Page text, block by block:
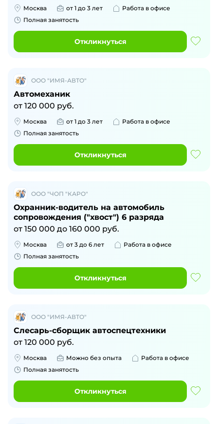
Москва от 1 до 3 лет
Работа в офисе
Полная занятость
Откликнуться
ООО "ИМЯ-АВТО"
Автомеханик
от 120 000 руб.
Москва от 1 до 3 лет
Работа в офисе
Полная занятость
Откликнуться
ООО "ЧОП "КАРО"
Охранник-водитель на автомобиль
сопровождения ("хвост") 6 разряда
от 150 000 до 160 000 руб.
Москва от 3 до 6 лет
Работа в офисе
Полная занятость
Откликнуться
ООО "ИМЯ-АВТО"
Слесарь-сборщик автоспецтехники
от 120 000 руб.
Москва Можно без опыта
Работа в офисе
Полная занятость
Откликнуться